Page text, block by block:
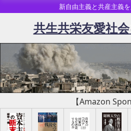
新自由主義と共産主義
共生共栄友愛社
【Amazon